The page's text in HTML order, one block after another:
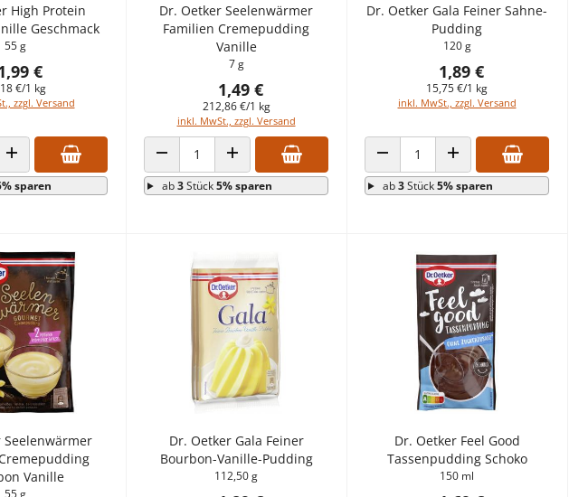
High Protein
Geschmack
55 g
€
€/1 kg
zzgl. Versand
ANZAHL ERHÖHEN
sparen
Dr. Oetker Seelenwärmer
Familien Cremepudding
Vanille
7 g
1,49 €
212,86 €/1 kg
inkl. MwSt., zzgl. Versand
ANZAHL VERRINGERNANZAHL ERHÖHEN
ab3Stück5% sparen
Dr. Oetker Gala Feiner Sahne-
Pudding
120 g
1,89 €
15,75 €/1 kg
inkl. MwSt., zzgl. Versand
ANZAHL VERRINGERNANZAHL ERHÖHEN
ab3Stück5% sparen
Seelenwärmer
Vanille
Dr. Oetker Gala Feiner
Bourbon-Vanille-Pudding
112,50 g
Dr. Oetker Feel Good
Tassenpudding Schoko
150 ml